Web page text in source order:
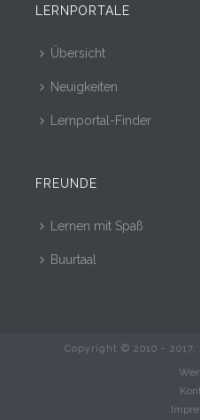
LERNPORTALE
Übersicht
Neuigkeiten
Lernportal-Finder
FREUNDE
Lernen mit Spaß
Buurtaal
Copyright © 2010 -